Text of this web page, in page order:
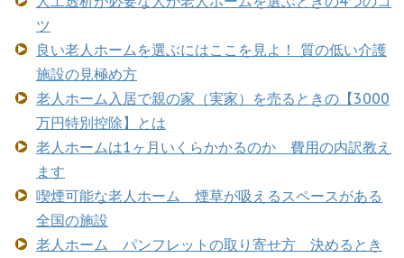
ツ
良い老人ホームを選ぶにはここを見よ！ 質の低い介護
施設の見極め方
老人ホーム入居で親の家（実家）を売るときの【3000
万円特別控除】とは
老人ホームは1ヶ月いくらかかるのか 費用の内訳教え
ます
喫煙可能な老人ホーム 煙草が吸えるスペースがある
全国の施設
老人ホーム パンフレットの取り寄せ方 決めるとき